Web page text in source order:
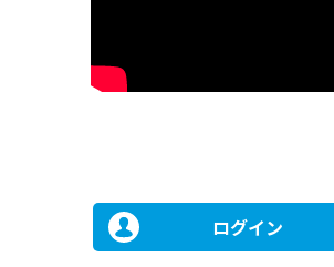
ログイン